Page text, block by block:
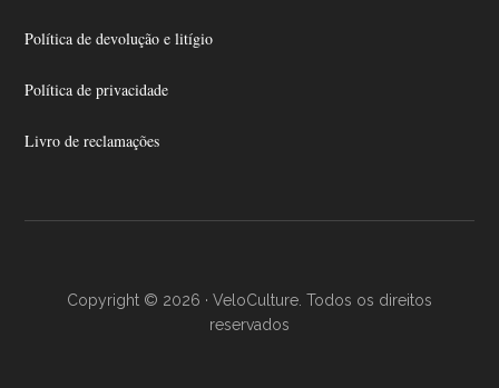
Política de devolução e litígio
Política de privacidade
Livro de reclamações
Copyright © 2026 · VeloCulture. Todos os direitos
reservados